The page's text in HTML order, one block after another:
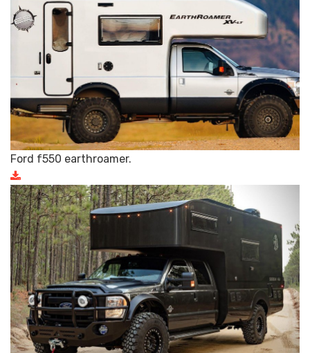
Ford f550 earthroamer.